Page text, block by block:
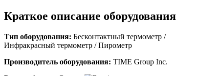
Краткое описание оборудования
Тип оборудования: Бесконтактный термометр /
Инфракрасный термометр / Пирометр
Производитель оборудования: TIME Group Inc.